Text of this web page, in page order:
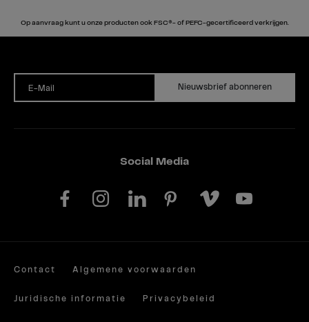
Op aanvraag kunt u onze producten ook FSC®- of PEFC-gecertificeerd verkrijgen.
E-Mail Nieuwsbrief abonneren
Social Media
Contact Algemene voorwaarden
Juridische informatie Privacybeleid